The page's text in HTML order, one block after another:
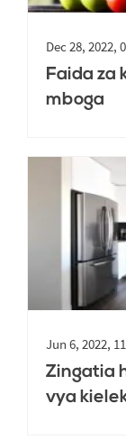
Dec 28, 2022,
Faida za
mboga
Jun 6, 2022,
Zingatia
vya